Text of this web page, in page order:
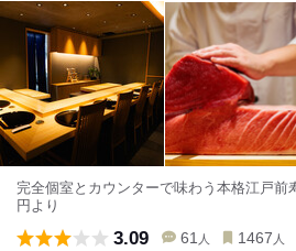
完全個室とカウンターで味わう本格江戸前
円より
3.09 61 人 1467 人